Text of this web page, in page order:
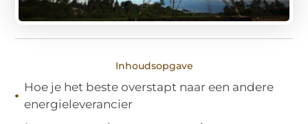
Inhoudsopgave
Hoe je het beste overstapt naar een andere
energieleverancier